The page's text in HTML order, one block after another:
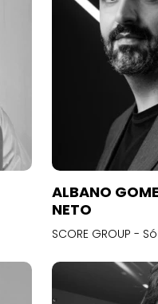
ALBANO
NETO
SCORE GROUP -